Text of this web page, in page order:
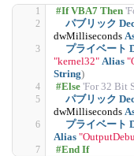
#If VBA7 Then
パブリック
dwMilliseconds
プライベート
"kernel32" Alias
String)
#Else 'For 32 Bit
パブリック
dwMilliseconds
プライベート
Alias
#End If